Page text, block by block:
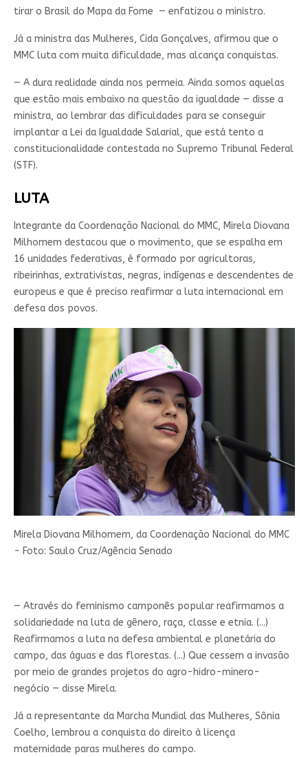
tirar o Brasil do Mapa da Fome — enfatizou o ministro.
Já a ministra das Mulheres, Cida Gonçalves, afirmou que o
MMC luta com muita dificuldade, mas alcança conquistas.
— A dura realidade ainda nos permeia. Ainda somos aquelas
que estão mais embaixo na questão da igualdade — disse a
ministra, ao lembrar das dificuldades para se conseguir
implantar a Lei da Igualdade Salarial, que está tento a
constitucionalidade contestada no Supremo Tribunal Federal
(STF).
LUTA
Integrante da Coordenação Nacional do MMC, Mirela Diovana
Milhomem destacou que o movimento, que se espalha em
16 unidades federativas, é formado por agricultoras,
ribeirinhas, extrativistas, negras, indígenas e descendentes de
europeus e que é preciso reafirmar a luta internacional em
defesa dos povos.
Mirela Diovana Milhomem, da Coordenação Nacional do MMC
- Foto: Saulo Cruz/Agência Senado
— Através do feminismo camponês popular reafirmamos a
solidariedade na luta de gênero, raça, classe e etnia. (...)
Reafirmamos a luta na defesa ambiental e planetária do
campo, das águas e das florestas. (...) Que cessem a invasão
por meio de grandes projetos do agro-hidro-minero-
negócio — disse Mirela.
Já a representante da Marcha Mundial das Mulheres, Sônia
Coelho, lembrou a conquista do direito à licença
maternidade paras mulheres do campo.